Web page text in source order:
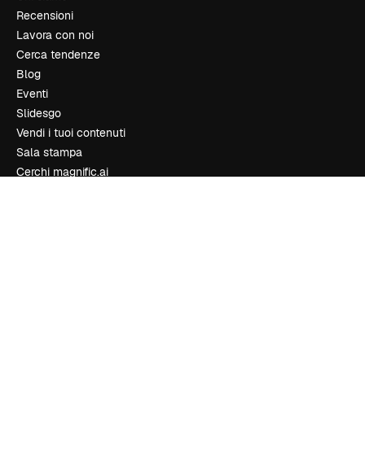
Recensioni
Lavora con noi
Cerca tendenze
Blog
Eventi
Slidesgo
Vendi i tuoi contenuti
Sala stampa
Cerchi magnific.ai